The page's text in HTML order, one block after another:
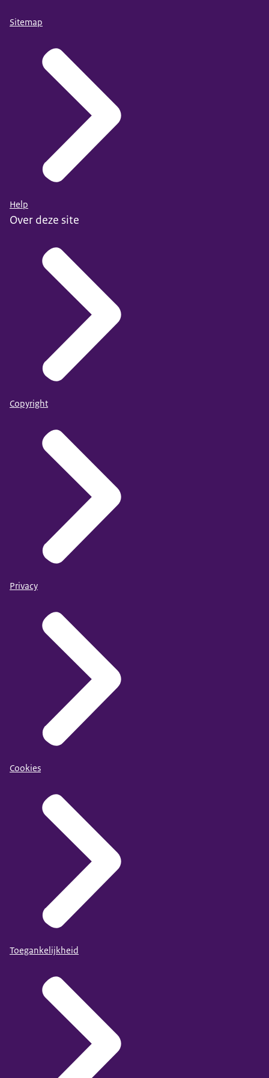
Sitemap
Help
Over deze site
Copyright
Privacy
Cookies
Toegankelijkheid